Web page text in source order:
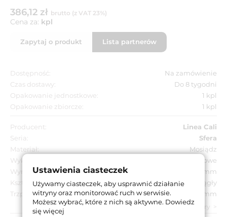
386,12 zł brutto (z VAT 23%)
Cena za: kpl
Zapytaj o produkt Lista partnerów
Dostępność:
Na zamówienie
Czas dostawy:
Do 8 tygodni
Opakowanie jednostkowe:
1 kpl
Opakowanie zbiorcze:
1 kpl
Producent:
Linea Cali
Seria:
Sfera
Materiał:
Mosiądz
Wykończenie:
CS - chromowane matowe
Wymiar szyldu:
Ø 65 mm
Kształt szyldu:
Okrągły
Trzpień:
8 mm
zobacz wszystkie parametry
Ustawienia ciasteczek
Używamy ciasteczek, aby usprawnić działanie
witryny oraz monitorować ruch w serwisie.
Możesz wybrać, które z nich są aktywne. Dowiedz
się więcej